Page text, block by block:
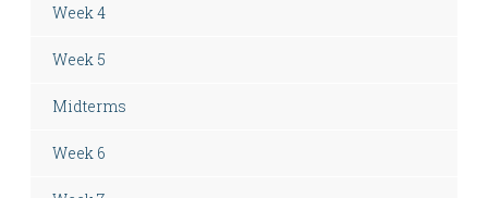
Week 4
Week 5
Midterms
Week 6